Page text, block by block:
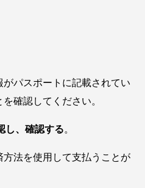
パスポートに記載されてい
確認してください。
し、確認する。
法を使用して支払うことが